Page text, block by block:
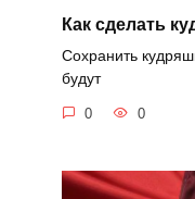
Как сделать
Сохранить
будут
0 0